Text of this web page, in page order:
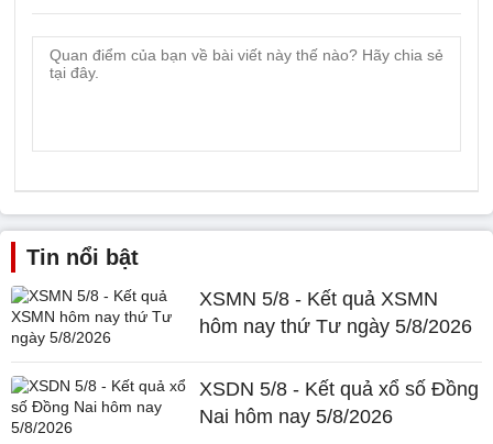
Tin nổi bật
XSMN 5/8 - Kết quả XSMN
hôm nay thứ Tư ngày 5/8/2026
XSDN 5/8 - Kết quả xổ số Đồng
Nai hôm nay 5/8/2026